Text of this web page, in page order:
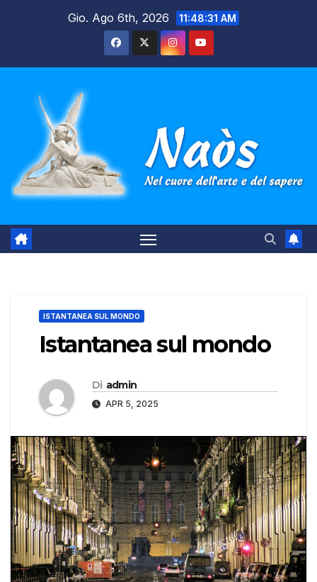
Gio. Ago 6th, 2026 11:48:32 AM
ISTANTANEA SUL MONDO
Istantanea sul mondo
Di admin
APR 5, 2025